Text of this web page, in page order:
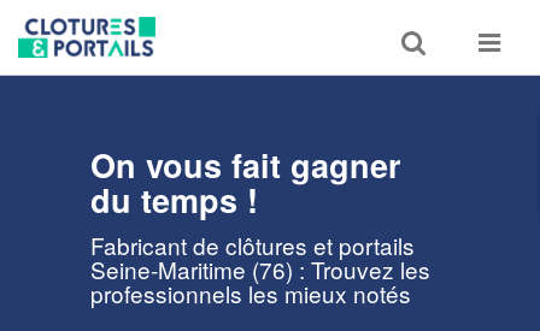
Toggle
search
Toggle
On vous fait gagner
du temps !
Fabricant de clôtures et portails
Seine-Maritime (76) : Trouvez les
professionnels les mieux notés